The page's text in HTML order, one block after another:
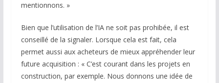
mentionnons. »
Bien que l’utilisation de l’IA ne soit pas prohibée, il est
conseillé de la signaler. Lorsque cela est fait, cela
permet aussi aux acheteurs de mieux appréhender leur
future acquisition : « C’est courant dans les projets en
construction, par exemple. Nous donnons une idée de